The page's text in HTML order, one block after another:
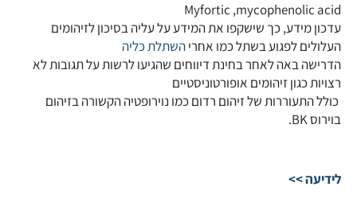
Myfortic ,mycophenolic acid
עדכון מידע, כך שישקפו את המידע על עליה בסיכון לזיהומים
העלולים לפגוע בשתל כמו אחריהשתלת כליה
הדרישה באה לאחר בחינת דיווחים שהגיעו לרשות על תגובות לא
רצויות כגון זיהומים אופורטוניסטיים
כולל התעוררות של זיהום רדום כמו נוירופטיה הקשורה בזיהום
בוירוס BK.
לידיעה >>